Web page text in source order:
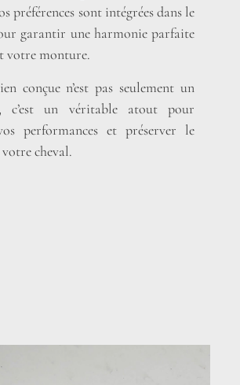
préférences sont intégrées dans le
garantir une harmonie parfaite
votre monture.
conçue n’est pas seulement un
c’est un véritable atout pour
performances et préserver le
cheval.